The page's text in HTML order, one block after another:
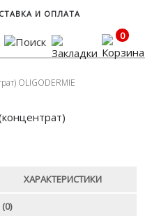
И ОПЛАТА
0
OLIGODERMIE
ХАРАКТЕРИСТИКИ